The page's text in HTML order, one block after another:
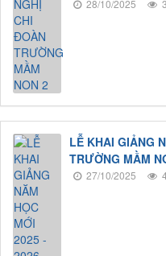
28/10/2025
LỄ KHAI GIẢNG
TRƯỜNG MẦM
27/10/2025